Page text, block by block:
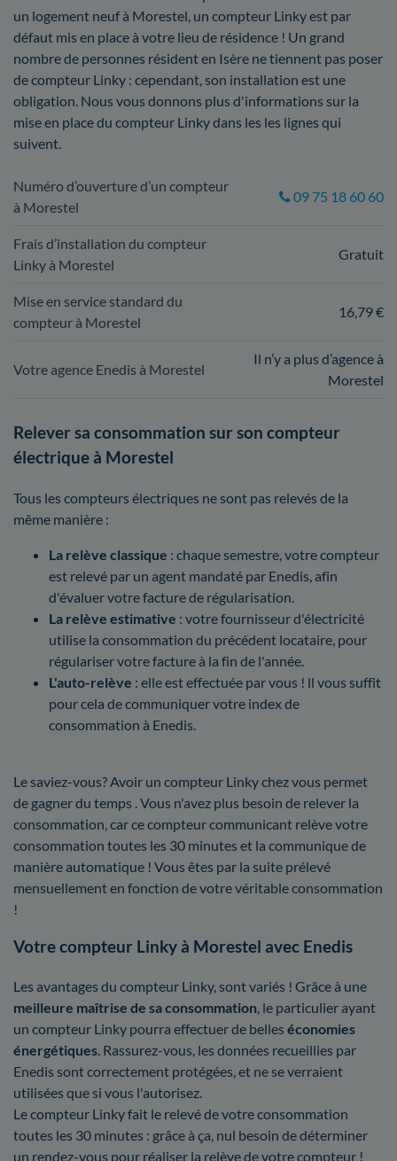
un logement neuf à Morestel, un compteur Linky est par
défaut mis en place à votre lieu de résidence ! Un grand
nombre de personnes résident en Isère ne tiennent pas poser
de compteur Linky : cependant, son installation est une
obligation. Nous vous donnons plus d'informations sur la
mise en place du compteur Linky dans les les lignes qui
suivent.
Numéro d’ouverture d’un compteur
à Morestel
09 75 18 60 60
Frais d’installation du compteur
Linky à Morestel
Gratuit
Mise en service standard du
compteur à Morestel
16,79 €
Votre agence Enedis à Morestel
Il n’y a plus d’agence à
Morestel
Relever sa consommation sur son compteur
électrique à Morestel
Tous les compteurs électriques ne sont pas relevés de la
même manière :
La relève classique : chaque semestre, votre compteur
est relevé par un agent mandaté par Enedis, afin
d'évaluer votre facture de régularisation.
La relève estimative : votre fournisseur d'électricité
utilise la consommation du précédent locataire, pour
régulariser votre facture à la fin de l'année.
L'auto-relève : elle est effectuée par vous ! ll vous suffit
pour cela de communiquer votre index de
consommation à Enedis.
Le saviez-vous? Avoir un compteur Linky chez vous permet
de gagner du temps . Vous n'avez plus besoin de relever la
consommation, car ce compteur communicant relève votre
consommation toutes les 30 minutes et la communique de
manière automatique ! Vous êtes par la suite prélevé
mensuellement en fonction de votre véritable consommation
!
Votre compteur Linky à Morestel avec Enedis
Les avantages du compteur Linky, sont variés ! Grâce à une
meilleure maîtrise de sa consommation , le particulier ayant
un compteur Linky pourra effectuer de belles économies
énergétiques . Rassurez-vous, les données recueillies par
Enedis sont correctement protégées, et ne se verraient
utilisées que si vous l'autorisez.
Le compteur Linky fait le relevé de votre consommation
toutes les 30 minutes : grâce à ça, nul besoin de déterminer
un rendez-vous pour réaliser la relève de votre compteur !